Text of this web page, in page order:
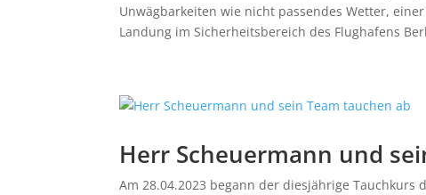
Unwägbarkeiten wie nicht passendes Wetter,
Landung im Sicherheitsbereich des Flughafens
Herr Scheuermann und
Am 28.04.2023 begann der diesjährige